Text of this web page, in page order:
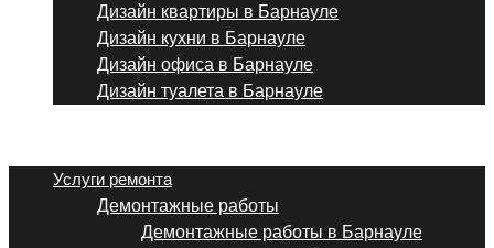
Дизайн квартиры в Барнауле
Дизайн кухни в Барнауле
Дизайн офиса в Барнауле
Дизайн туалета в Барнауле
Услуги ремонта
Демонтажные работы
Демонтажные работы в Барнауле